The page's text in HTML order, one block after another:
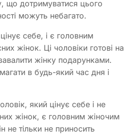
що дотримуватися цього
можуть небагато.
себе, і є головним
жінок. Ці чоловіки готові на
жінку подарунками.
в будь-який час дня і
який цінує себе і не
жінок, є головним жіночим
не тільки не приносить